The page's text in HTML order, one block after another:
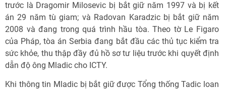
trước là Dragomir Milosevic bị bắt giữ năm 1997 và bị kết
án 29 năm tù giam; và Radovan Karadzic bị bắt giữ năm
2008 và đang trong quá trình hầu tòa. Theo tờ Le Figaro
của Pháp, tòa án Serbia đang bắt đầu các thủ tục kiểm tra
sức khỏe, thu thập đầy đủ hồ sơ tư liệu trước khi quyết định
dẫn độ ông Mladic cho ICTY.
Khi thông tin Mladic bị bắt giữ được Tổng thống Tadic loan